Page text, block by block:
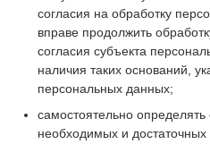
согласия на обработку
вправе продолжить
согласия субъекта
наличия таких оснований,
персональных данных;
самостоятельно определять
необходимых и